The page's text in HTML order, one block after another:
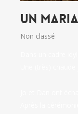
Un
Non classé
Dans un cadre
Jo et Dan ont